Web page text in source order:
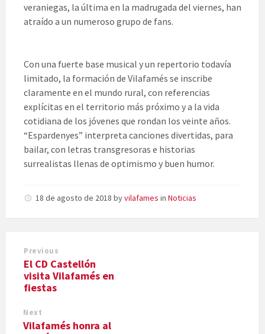
veraniegas, la última en la madrugada del viernes, han
atraído a un numeroso grupo de fans.
Con una fuerte base musical y un repertorio todavía
limitado, la formación de Vilafamés se inscribe
claramente en el mundo rural, con referencias
explícitas en el territorio más próximo y a la vida
cotidiana de los jóvenes que rondan los veinte años.
“Espardenyes” interpreta canciones divertidas, para
bailar, con letras transgresoras e historias
surrealistas llenas de optimismo y buen humor.
18 de agosto de 2018 byvilafames in Noticias
Previous
El CD Castellón
visita Vilafamés en
fiestas
Next
Vilafamés honra al